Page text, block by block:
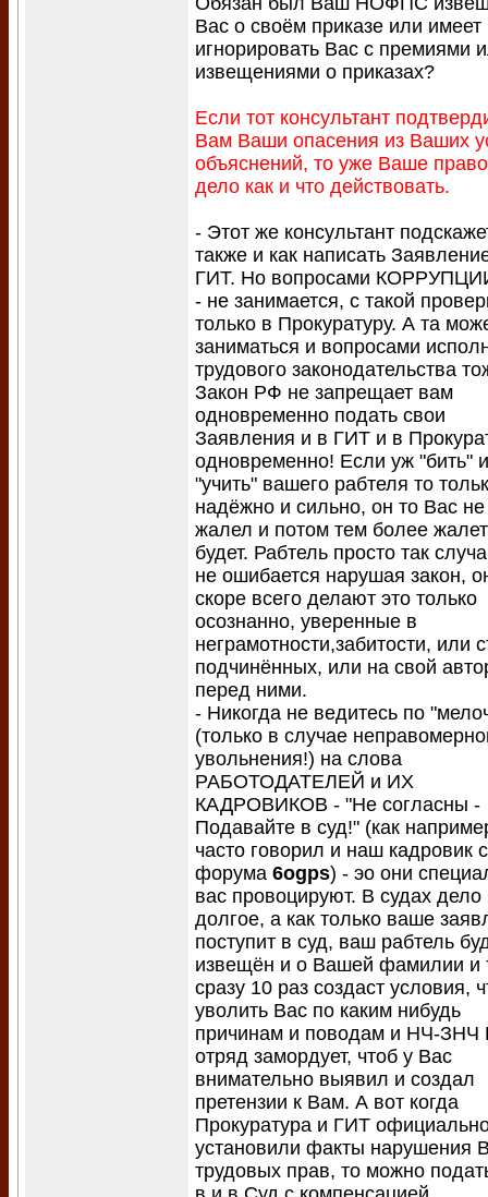
Вас о своём приказе или имеет
игнорировать Вас с премиями
извещениями о приказах?
Если тот консультант
Вам Ваши опасения из Ваших
объяснений, то уже Ваше
дело как и что действовать.
- Этот же консультант
также и как написать
ГИТ. Но вопросами
- не занимается, с такой
только в Прокуратуру. А та
заниматься и вопросами
трудового законодательства
Закон РФ не запрещает вам
одновременно подать свои
Заявления и в ГИТ и в
одновременно! Если уж "бить" и
"учить" вашего рабтеля то
надёжно и сильно, он то Вас не
жалел и потом тем более
будет. Рабтель просто так
не ошибается нарушая закон,
скоре всего делают это только
осознанно, уверенные в
неграмотности,забитости, или
подчинённых, или на свой
перед ними.
- Никогда не ведитесь по
(только в случае
увольнения!) на слова
РАБОТОДАТЕЛЕЙ и ИХ
КАДРОВИКОВ - "Не согласны -
Подавайте в суд!" (как
часто говорил и наш кадровик с
форума 6ogps) - эо они
вас провоцируют. В судах дело
долгое, а как только ваше
поступит в суд, ваш рабтель
извещён и о Вашей фамилии и
сразу 10 раз создаст условия,
уволить Вас по каким нибудь
причинам и поводам и НЧ-ЗНЧ
отряд замордует, чтоб у Вас
внимательно выявил и создал
претензии к Вам. А вот когда
Прокуратура и ГИТ
установили факты нарушения
трудовых прав, то можно